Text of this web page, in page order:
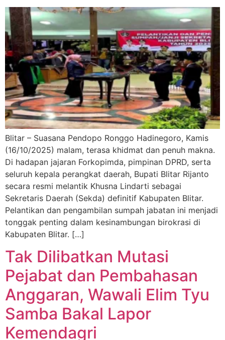
Blitar – Suasana Pendopo Ronggo Hadinegoro, Kamis
(16/10/2025) malam, terasa khidmat dan penuh makna.
Di hadapan jajaran Forkopimda, pimpinan DPRD, serta
seluruh kepala perangkat daerah, Bupati Blitar Rijanto
secara resmi melantik Khusna Lindarti sebagai
Sekretaris Daerah (Sekda) definitif Kabupaten Blitar.
Pelantikan dan pengambilan sumpah jabatan ini menjadi
tonggak penting dalam kesinambungan birokrasi di
Kabupaten Blitar. […]
Tak Dilibatkan Mutasi
Pejabat dan Pembahasan
Anggaran, Wawali Elim Tyu
Samba Bakal Lapor
Kemendagri